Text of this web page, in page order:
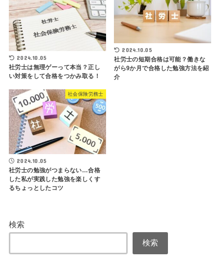
2024.10.05
社労士は無理ゲーって本当？正し
い対策をして合格をつかみ取る！
2024.10.05
社労士の短期合格は可能？働きな
がら9か月で合格した勉強方法を紹
介
社会保険労務士
2024.10.05
社労士の勉強がつまらない…合格
した私が実践した勉強を楽しくす
るちょっとしたコツ
検索
検索